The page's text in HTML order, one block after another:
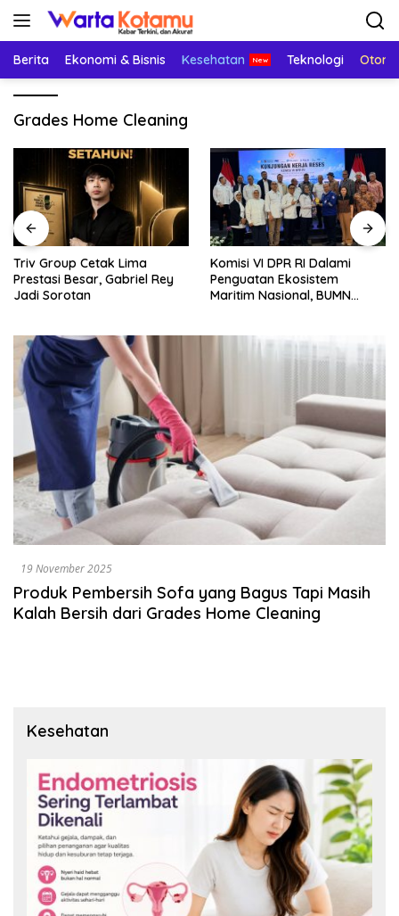
Langsung
Berita Ekonomi & Bisnis Kesehatan Teknologi
Grades Home Cleaning
Triv Group Cetak Lima
Prestasi Besar, Gabriel Rey
Jadi Sorotan
Komisi VI DPR RI Dalami
Penguatan Ekosistem
Maritim Nasional, BUMN
19 November 2025
Produk Pembersih Sofa yang Bagus Tapi Masih
Kalah Bersih dari Grades Home Cleaning
Kesehatan